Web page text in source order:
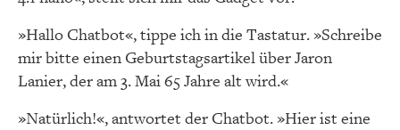
»Hallo Chatbot«, tippe ich in die Tastatur. »Schreibe
mir bitte einen Geburtstagsartikel über Jaron
Lanier, der am 3. Mai 65 Jahre alt wird.«
»Natürlich!«, antwortet der Chatbot. »Hier ist eine